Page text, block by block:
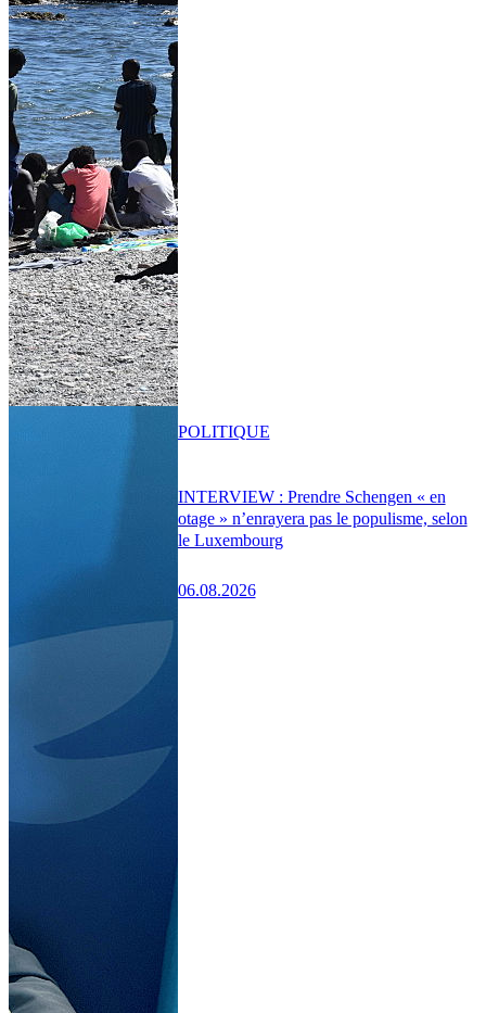
INTERVIEW : Prendre Schengen « en
otage » n’enrayera pas le populisme, selon
le Luxembourg
06.08.2026
POLITIQUE